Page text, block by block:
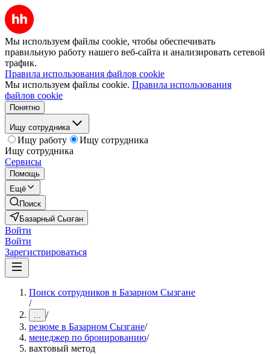
Мы используем файлы cookie, чтобы обеспечивать
правильную работу нашего веб-сайта и анализировать сетевой
трафик.
Правила использования файлов cookie
Мы используем файлы cookie. Правила использования
файлов cookie
Понятно
Ищу сотрудника
Ищу работу
Ищу сотрудника
Ищу сотрудника
Сервисы
Помощь
Ещё
Поиск
Базарный Сызган
Войти
Войти
Зарегистрироваться
Поиск сотрудников в Базарном Сызгане
/
... /
резюме в Базарном Сызгане/
менеджер по бронированию/
вахтовый метод